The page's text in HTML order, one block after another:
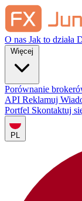
O nas Jak to działa
Porównanie
API Reklamuj
Portfel Skontaktuj
PL